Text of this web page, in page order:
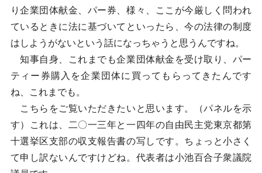
り企業団体献金、パー券、様々、ここが今厳しく問われ
ているときに法に基づいてといったら、今の法律の制度
はしようがないという話になっちゃうと思うんですね。
知事自身、これまでも企業団体献金を受け取り、パー
ティー券購入を企業団体に買ってもらってきたんです
ね、これまでも。
こちらをご覧いただきたいと思います。（パネルを示
す）これは、二〇一三年と一四年の自由民主党東京都第
十選挙区支部の収支報告書の写しです。ちょっと小さく
て申し訳ないんですけどね。代表者は小池百合子衆議院